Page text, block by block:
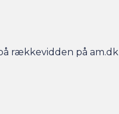
rækkevidden på am.dk
du kommer, og der er